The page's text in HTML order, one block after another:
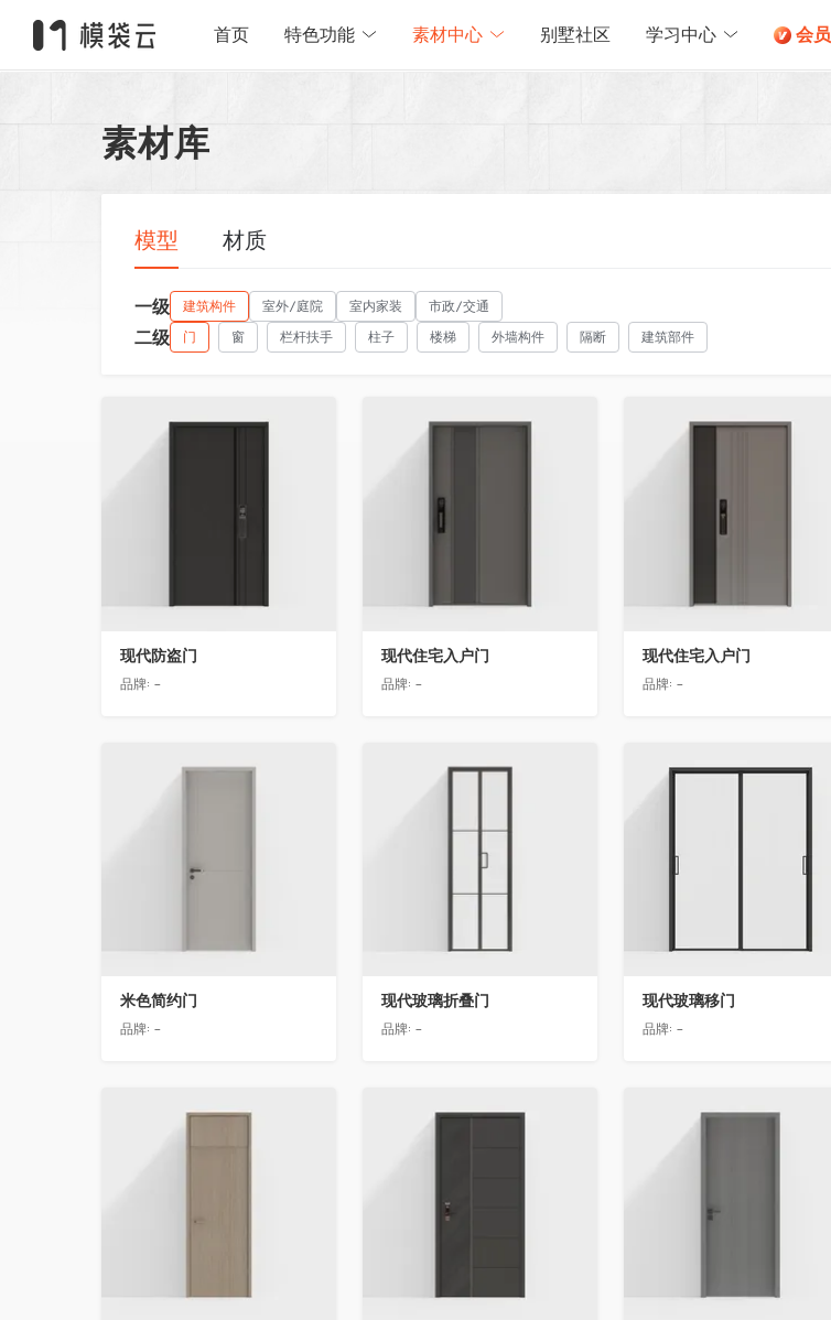
首页 特色功能 素材中心 别墅社区 学习中心 会员
素材库
模型 材质
一级 建筑构件 室外/庭院 室内家装 市政/交通
二级 门 窗 栏杆扶手 柱子 楼梯 外墙构件 隔断 建筑部件
收藏
现代防盗门
品牌: -
收藏
现代住宅入户门
品牌: -
收藏
现代住宅入户门
品牌: -
米色简约门
品牌: -
现代玻璃折叠门
品牌: -
收藏
现代玻璃移门
品牌: -
收藏 收藏